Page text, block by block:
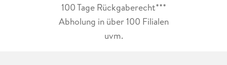
100 Tage Rückgaberecht***
Abholung in über 100 Filialen
uvm.